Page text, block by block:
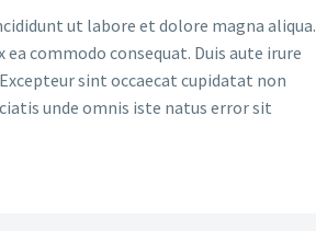
ut labore et dolore magna aliqua.
commodo consequat. Duis aute irure
sint occaecat cupidatat non
unde omnis iste natus error sit